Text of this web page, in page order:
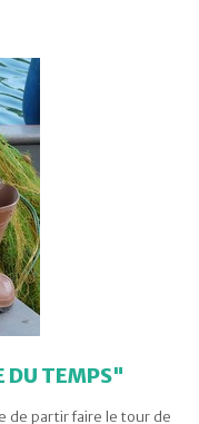
DU TEMPS"
de partir faire le tour de